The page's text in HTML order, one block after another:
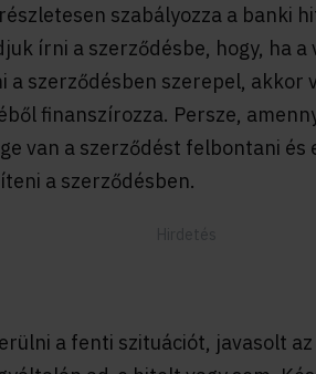
szabályozza a banki
írni a szerződésbe, hogy, ha
a szerződésben szerepel, akkor
finanszírozza. Persze,
van a szerződést felbontani és
a szerződésben.
a fenti szituációt, javasolt